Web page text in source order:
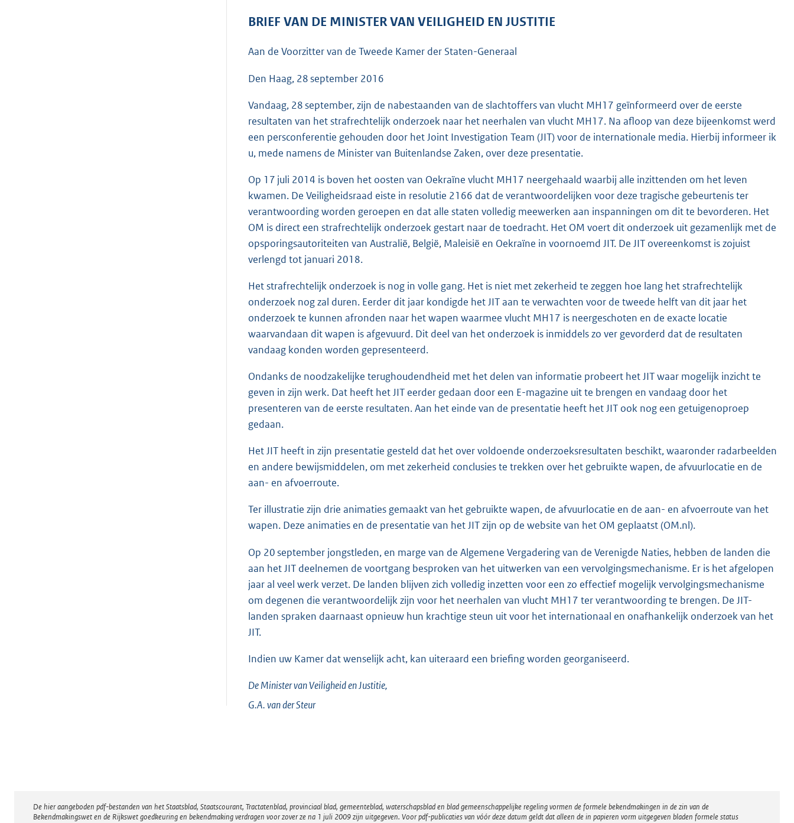
r
o
:
3
8
K
BRIEF VAN DE MINISTER VAN VEILIGHEID EN JUSTITIE
Aan de Voorzitter van de Tweede Kamer der Staten-Generaal
Den Haag, 28 september 2016
Vandaag, 28 september, zijn de nabestaanden van de slachtoffers van vlucht MH17 geïnformeerd over de eerste
resultaten van het strafrechtelijk onderzoek naar het neerhalen van vlucht MH17. Na afloop van deze bijeenkomst werd
een persconferentie gehouden door het Joint Investigation Team (JIT) voor de internationale media. Hierbij informeer ik
u, mede namens de Minister van Buitenlandse Zaken, over deze presentatie.
Op 17 juli 2014 is boven het oosten van Oekraïne vlucht MH17 neergehaald waarbij alle inzittenden om het leven
kwamen. De Veiligheidsraad eiste in resolutie 2166 dat de verantwoordelijken voor deze tragische gebeurtenis ter
verantwoording worden geroepen en dat alle staten volledig meewerken aan inspanningen om dit te bevorderen. Het
OM is direct een strafrechtelijk onderzoek gestart naar de toedracht. Het OM voert dit onderzoek uit gezamenlijk met de
opsporingsautoriteiten van Australië, België, Maleisië en Oekraïne in voornoemd JIT. De JIT overeenkomst is zojuist
verlengd tot januari 2018.
Het strafrechtelijk onderzoek is nog in volle gang. Het is niet met zekerheid te zeggen hoe lang het strafrechtelijk
onderzoek nog zal duren. Eerder dit jaar kondigde het JIT aan te verwachten voor de tweede helft van dit jaar het
onderzoek te kunnen afronden naar het wapen waarmee vlucht MH17 is neergeschoten en de exacte locatie
waarvandaan dit wapen is afgevuurd. Dit deel van het onderzoek is inmiddels zo ver gevorderd dat de resultaten
vandaag konden worden gepresenteerd.
Ondanks de noodzakelijke terughoudendheid met het delen van informatie probeert het JIT waar mogelijk inzicht te
geven in zijn werk. Dat heeft het JIT eerder gedaan door een E-magazine uit te brengen en vandaag door het
presenteren van de eerste resultaten. Aan het einde van de presentatie heeft het JIT ook nog een getuigenoproep
gedaan.
Het JIT heeft in zijn presentatie gesteld dat het over voldoende onderzoeksresultaten beschikt, waaronder radarbeelden
en andere bewijsmiddelen, om met zekerheid conclusies te trekken over het gebruikte wapen, de afvuurlocatie en de
aan- en afvoerroute.
Ter illustratie zijn drie animaties gemaakt van het gebruikte wapen, de afvuurlocatie en de aan- en afvoerroute van het
wapen. Deze animaties en de presentatie van het JIT zijn op de website van het OM geplaatst (OM.nl).
Op 20 september jongstleden, en marge van de Algemene Vergadering van de Verenigde Naties, hebben de landen die
aan het JIT deelnemen de voortgang besproken van het uitwerken van een vervolgingsmechanisme. Er is het afgelopen
jaar al veel werk verzet. De landen blijven zich volledig inzetten voor een zo effectief mogelijk vervolgingsmechanisme
om degenen die verantwoordelijk zijn voor het neerhalen van vlucht MH17 ter verantwoording te brengen. De JIT-
landen spraken daarnaast opnieuw hun krachtige steun uit voor het internationaal en onafhankelijk onderzoek van het
JIT.
Indien uw Kamer dat wenselijk acht, kan uiteraard een briefing worden georganiseerd.
De Minister van Veiligheid en Justitie,
G.A. van derSteur
Disclaimer
De hier aangeboden pdf-bestanden van het Staatsblad, Staatscourant, Tractatenblad, provinciaal blad, gemeenteblad, waterschapsblad en blad gemeenschappelijke regeling vormen de formele bekendmakingen in de zin van de
Bekendmakingswet en de Rijkswet goedkeuring en bekendmaking verdragen voor zover ze na 1 juli 2009 zijn uitgegeven. Voor pdf-publicaties van vóór deze datum geldt dat alleen de in papieren vorm uitgegeven bladen formele status